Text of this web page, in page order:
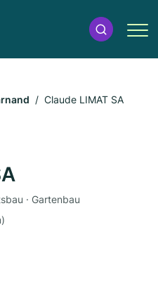
Claude LIMAT SA
· Gartenbau